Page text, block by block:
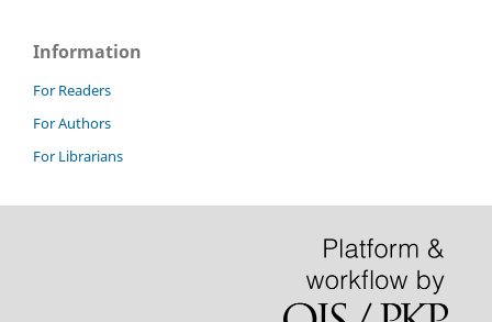
Information
For Readers
For Authors
For Librarians